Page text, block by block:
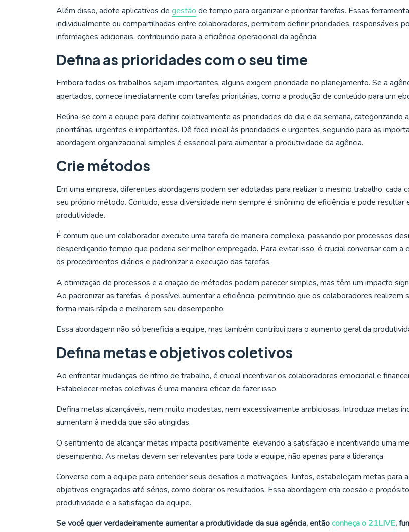
Além disso, adote aplicativos de gestão de tempo para organizar e priorizar tarefas. Essas
individualmente ou compartilhadas entre colaboradores, permitem definir prioridades, responsáveis
informações adicionais, contribuindo para a eficiência operacional da agência.
Defina as prioridades com o seu time
Embora todos os trabalhos sejam importantes, alguns exigem prioridade no planejamento. Se a
apertados, comece imediatamente com tarefas prioritárias, como a produção de conteúdo para um
Reúna-se com a equipe para definir coletivamente as prioridades do dia e da semana, categorizando
prioritárias, urgentes e importantes. Dê foco inicial às prioridades e urgentes, seguindo para as
abordagem organizacional simples é essencial para aumentar a produtividade da agência.
Crie métodos
Em uma empresa, diferentes abordagens podem ser adotadas para realizar o mesmo trabalho, cada
seu próprio método. Contudo, essa diversidade nem sempre é sinônimo de eficiência e pode resultar
produtividade.
É comum que um colaborador execute uma tarefa de maneira complexa, passando por processos
desperdiçando tempo que poderia ser melhor empregado. Para evitar isso, é crucial conversar com a
os procedimentos diários e padronizar a execução das tarefas.
A otimização de processos e a criação de métodos podem parecer simples, mas têm um impacto
Ao padronizar as tarefas, é possível aumentar a eficiência, permitindo que os colaboradores realizem
forma mais rápida e melhorem seu desempenho.
Essa abordagem não só beneficia a equipe, mas também contribui para o aumento geral da
Defina metas e objetivos coletivos
Ao enfrentar mudanças de ritmo de trabalho, é crucial incentivar os colaboradores emocional e
Estabelecer metas coletivas é uma maneira eficaz de fazer isso.
Defina metas alcançáveis, nem muito modestas, nem excessivamente ambiciosas. Introduza metas
aumentam à medida que são atingidas.
O sentimento de alcançar metas impacta positivamente, elevando a satisfação e incentivando uma
desempenho. As metas devem ser relevantes para toda a equipe, não apenas para a liderança.
Converse com a equipe para entender seus desafios e motivações. Juntos, estabeleçam metas para
objetivos engraçados até sérios, como dobrar os resultados. Essa abordagem cria coesão e
produtividade e a satisfação da equipe.
Se você quer verdadeiramente aumentar a produtividade da sua agência, entãoconheça o 21LIVE,